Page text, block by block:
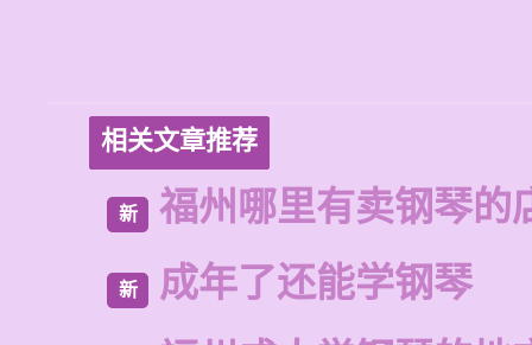
相关文章推荐
新 福州哪里有卖钢琴的
新
成年了还能学钢琴